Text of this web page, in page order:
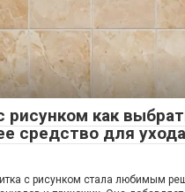
рисунком как
средство для
с рисунком стала любимым